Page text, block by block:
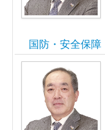
国防・安全保障